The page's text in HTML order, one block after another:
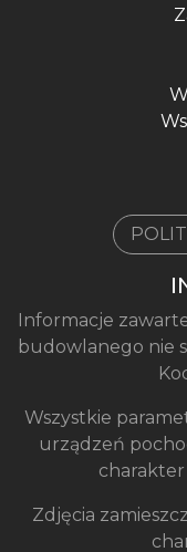
Informacje
budowlanego nie
Wszystkie
urządzeń
charakter
Zdjęcia